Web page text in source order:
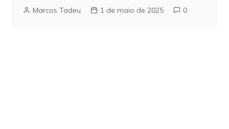
Marcos Tadeu 1 de maio de 2025 0